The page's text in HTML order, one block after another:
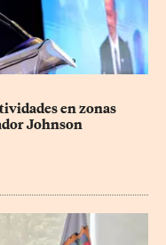
en zonas
Johnson